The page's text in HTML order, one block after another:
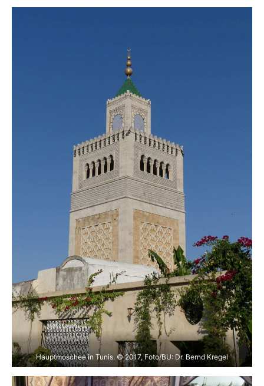
Hauptmoschee in Tunis. © 2017, Foto/BU: Dr. Bernd Kregel